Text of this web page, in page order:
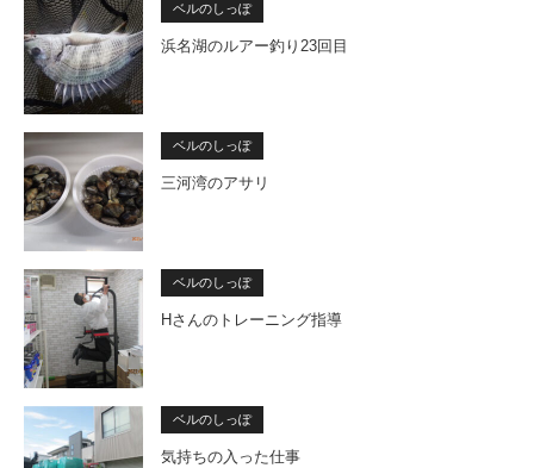
ベルのしっぽ
浜名湖のルアー釣り23回目
ベルのしっぽ
三河湾のアサリ
ベルのしっぽ
Hさんのトレーニング指導
ベルのしっぽ
気持ちの入った仕事